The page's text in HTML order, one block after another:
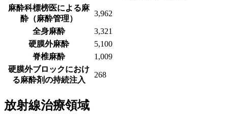
麻酔科標榜医による麻
酔（麻酔管理）
3,962
全身麻酔
3,321
硬膜外麻酔
5,100
脊椎麻酔
1,009
硬膜外ブロックにおけ
る麻酔剤の持続注入
268
放射線治療領域